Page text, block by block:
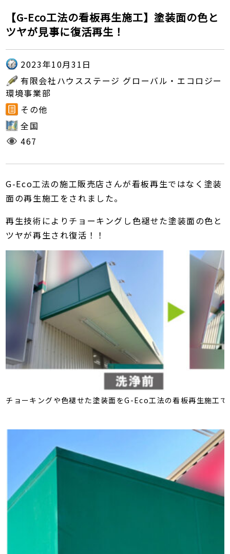
【G-Eco工法の看板再生施工】塗装面の色と
ツヤが見事に復活再生！
2023年10月31日
有限会社ハウスステージ グローバル・エコロジー
環境事業部
その他
全国
467
G-Eco工法の施工販売店さんが看板再生ではなく塗装
面の再生施工をされました。
再生技術によりチョーキングし色褪せた塗装面の色と
ツヤが再生され復活！！
チョーキングや色褪せた塗装面をG-Eco工法の看板再生施工